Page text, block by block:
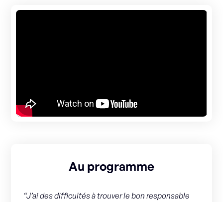
Au programme
“J’ai des difficultés à trouver le bon responsable